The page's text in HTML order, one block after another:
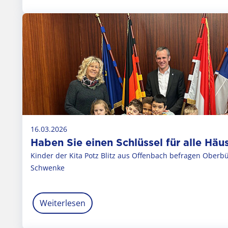
16.03.2026
Haben Sie einen Schlüssel für alle
Kinder der Kita Potz Blitz aus Offenbach befragen
Schwenke
Weiterlesen